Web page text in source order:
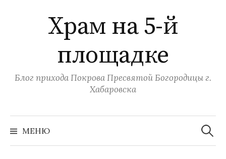
содержимомуХрам на 5-й
площадке
Блог прихода Покрова Пресвятой Богородицы г.
Хабаровска
МЕНЮ
Найти: